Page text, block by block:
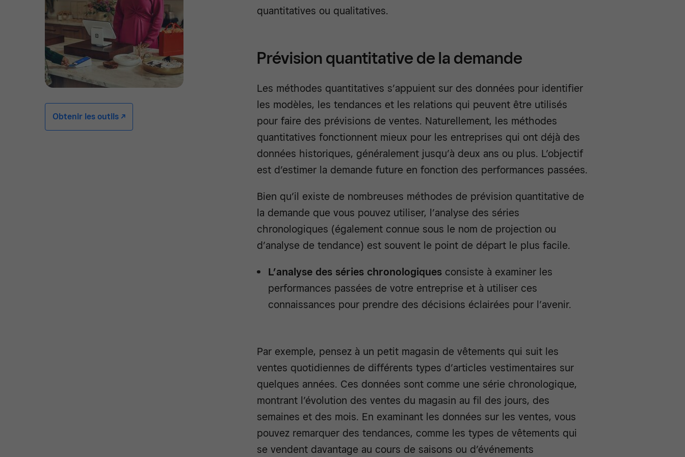
Obtenir les outils -/^
quantitatives ou qualitatives.
Prévision quantitative de la demande
Les méthodes quantitatives s’appuient sur des données pour identifier
les modèles, les tendances et les relations qui peuvent être utilisés
pour faire des prévisions de ventes. Naturellement, les méthodes
quantitatives fonctionnent mieux pour les entreprises qui ont déjà des
données historiques, généralement jusqu’à deux ans ou plus. L’objectif
est d’estimer la demande future en fonction des performances passées.
Bien qu’il existe de nombreuses méthodes de prévision quantitative de
la demande que vous pouvez utiliser, l’analyse des séries
chronologiques (également connue sous le nom de projection ou
d’analyse de tendance) est souvent le point de départ le plus facile.
L’analyse des séries chronologiques consiste à examiner les
performances passées de votre entreprise et à utiliser ces
connaissances pour prendre des décisions éclairées pour l’avenir.
Par exemple, pensez à un petit magasin de vêtements qui suit les
ventes quotidiennes de différents types d’articles vestimentaires sur
quelques années. Ces données sont comme une série chronologique,
montrant l’évolution des ventes du magasin au fil des jours, des
semaines et des mois. En examinant les données sur les ventes, vous
pouvez remarquer des tendances, comme les types de vêtements qui
se vendent davantage au cours de saisons ou d’événements